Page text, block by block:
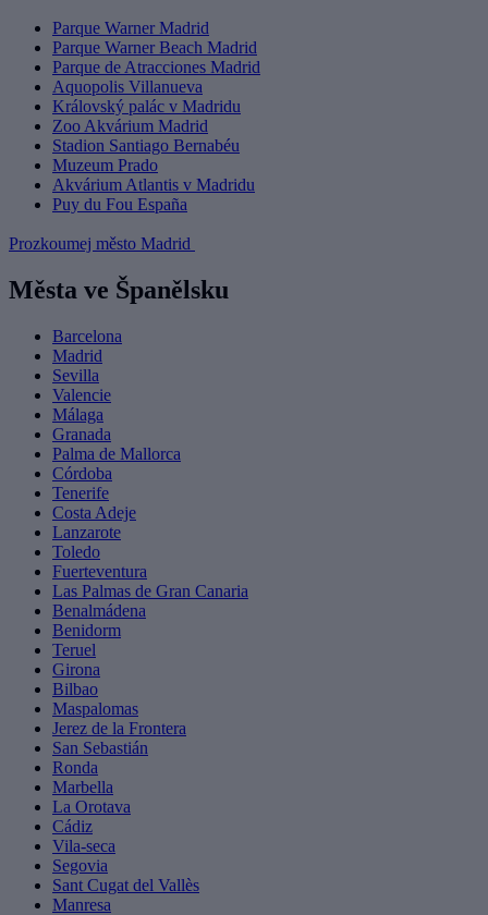
Parque Warner Madrid
Parque Warner Beach Madrid
Parque de Atracciones Madrid
Aquopolis Villanueva
Královský palác v Madridu
Zoo Akvárium Madrid
Stadion Santiago Bernabéu
Muzeum Prado
Akvárium Atlantis v Madridu
Puy du Fou España
Prozkoumej město Madrid
Města ve Španělsku
Barcelona
Madrid
Sevilla
Valencie
Málaga
Granada
Palma de Mallorca
Córdoba
Tenerife
Costa Adeje
Lanzarote
Toledo
Fuerteventura
Las Palmas de Gran Canaria
Benalmádena
Benidorm
Teruel
Girona
Bilbao
Maspalomas
Jerez de la Frontera
San Sebastián
Ronda
Marbella
La Orotava
Cádiz
Vila-seca
Segovia
Sant Cugat del Vallès
Manresa